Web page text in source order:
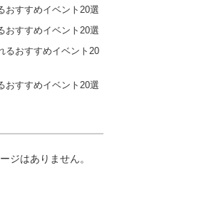
おすすめイベント20選
おすすめイベント20選
るおすすめイベント20
おすすめイベント20選
ジはありません。